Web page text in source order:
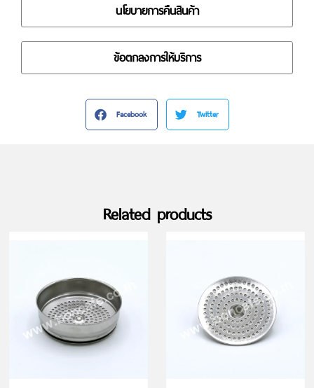
นโยบายการคืนสินค้า
ข้อตกลงการให้บริการ
Facebook Twitter
Related products